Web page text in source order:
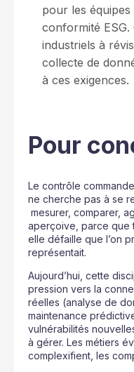
pour les
conformité ESG.
industriels à
collecte de
à ces exigences.
Pour
Le contrôle
ne cherche pas à se
mesurer, comparer,
aperçoive, parce que
elle défaille que l’on
représentait.
Aujourd’hui, cette
pression vers la
réelles (analyse de
maintenance
vulnérabilités
à gérer. Les métiers
complexifient, les